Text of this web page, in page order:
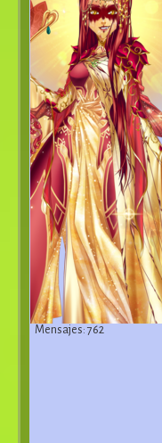
Mensajes: 762